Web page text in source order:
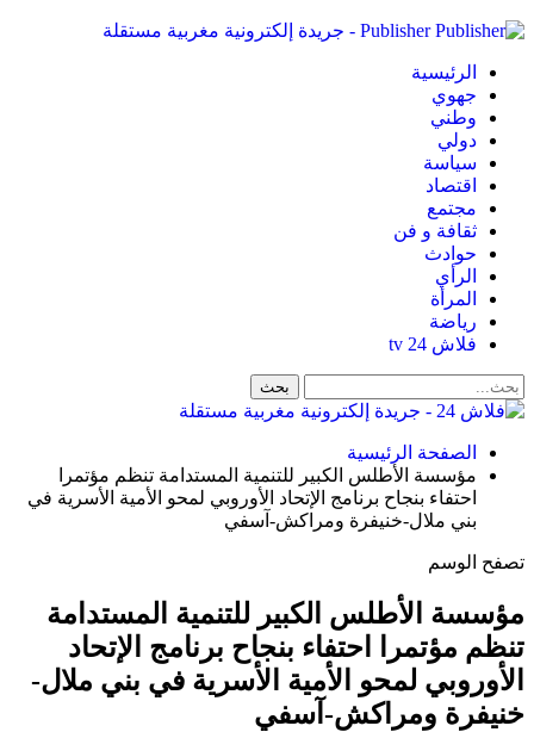
Publisher - جريدة إلكترونية مغربية مستقلة
الرئيسية
جهوي
وطني
دولي
سياسة
اقتصاد
مجتمع
ثقافة و فن
حوادث
الرأي
المرأة
رياضة
فلاش 24 tv
الصفحة الرئيسية
مؤسسة الأطلس الكبير للتنمية المستدامة تنظم مؤتمرا
احتفاء بنجاح برنامج الإتحاد الأوروبي لمحو الأمية الأسرية في
بني ملال-خنيفرة ومراكش-آسفي
تصفح الوسم
مؤسسة الأطلس الكبير للتنمية المستدامة
تنظم مؤتمرا احتفاء بنجاح برنامج الإتحاد
الأوروبي لمحو الأمية الأسرية في بني ملال-
خنيفرة ومراكش-آسفي